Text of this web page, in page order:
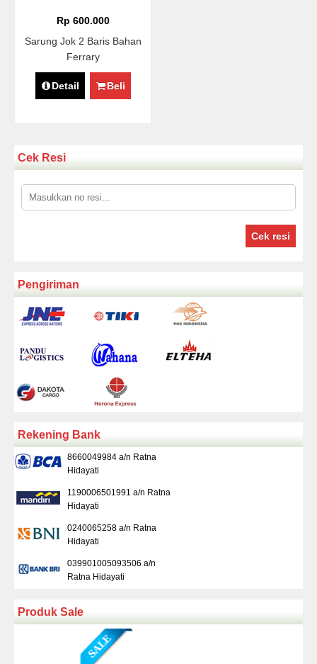
Rp 600.000
Sarung Jok 2 Baris Bahan
Ferrary
Detail Beli
Cek Resi
Cek resi
Pengiriman
Rekening Bank
8660049984 a/n Ratna
Hidayati
1190006501991 a/n Ratna
Hidayati
0240065258 a/n Ratna
Hidayati
039901005093506 a/n
Ratna Hidayati
Produk Sale